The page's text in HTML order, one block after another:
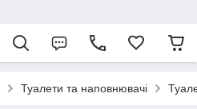
Туалети та наповнювачі